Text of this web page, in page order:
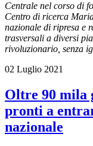
Centrale nel corso di
Centro di ricerca
nazionale di ripresa e
trasversali a diversi
rivoluzionario, senza
02 Luglio 2021
Oltre 90 mila
pronti a
nazionale